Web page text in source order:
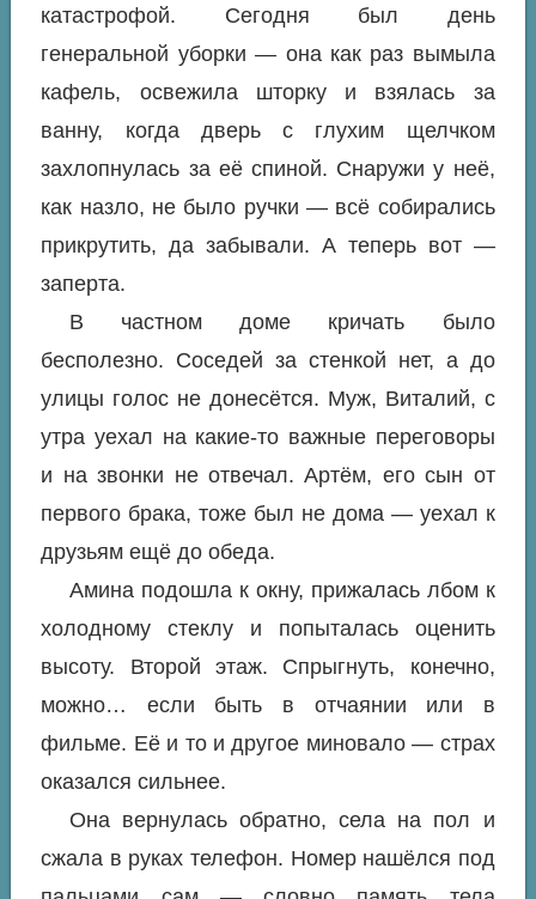
катастрофой. Сегодня был день
генеральной уборки — она как раз вымыла
кафель, освежила шторку и взялась за
ванну, когда дверь с глухим щелчком
захлопнулась за её спиной. Снаружи у неё,
как назло, не было ручки — всё собирались
прикрутить, да забывали. А теперь вот —
заперта.
В частном доме кричать было
бесполезно. Соседей за стенкой нет, а до
улицы голос не донесётся. Муж, Виталий, с
утра уехал на какие-то важные переговоры
и на звонки не отвечал. Артём, его сын от
первого брака, тоже был не дома — уехал к
друзьям ещё до обеда.
Амина подошла к окну, прижалась лбом к
холодному стеклу и попыталась оценить
высоту. Второй этаж. Спрыгнуть, конечно,
можно… если быть в отчаянии или в
фильме. Её и то и другое миновало — страх
оказался сильнее.
Она вернулась обратно, села на пол и
сжала в руках телефон. Номер нашёлся под